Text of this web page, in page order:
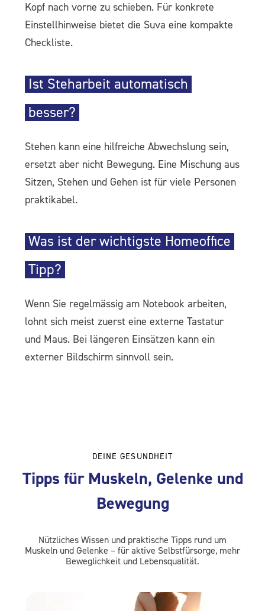
Kopf nach vorne zu schieben. Für konkrete
Einstellhinweise bietet die Suva eine kompakte
Checkliste.
Ist Steharbeit automatisch
besser?
Stehen kann eine hilfreiche Abwechslung sein,
ersetzt aber nicht Bewegung. Eine Mischung aus
Sitzen, Stehen und Gehen ist für viele Personen
praktikabel.
Was ist der wichtigste Homeoffice
Tipp?
Wenn Sie regelmässig am Notebook arbeiten,
lohnt sich meist zuerst eine externe Tastatur
und Maus. Bei längeren Einsätzen kann ein
externer Bildschirm sinnvoll sein.
DEINE GESUNDHEIT
Tipps für Muskeln, Gelenke und
Bewegung
Nützliches Wissen und praktische Tipps rund um
Muskeln und Gelenke – für aktive Selbstfürsorge, mehr
Beweglichkeit und Lebensqualität.